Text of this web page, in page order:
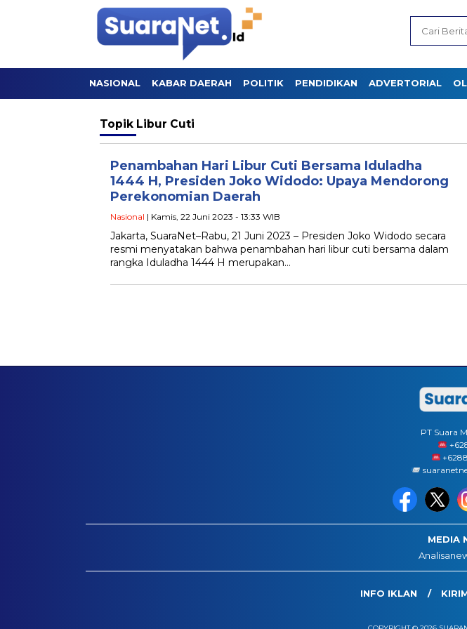
NASIONAL KABAR DAERAH POLITIK PENDIDIKAN ADVERTORIAL
Topik Libur Cuti
Penambahan Hari Libur Cuti Bersama Iduladha
1444 H, Presiden Joko Widodo: Upaya Mendorong
Perekonomian Daerah
Nasional | Kamis, 22 Juni 2023 - 13:33 WIB
Jakarta, SuaraNet–Rabu, 21 Juni 2023 – Presiden Joko Widodo secara
resmi menyatakan bahwa penambahan hari libur cuti bersama dalam
rangka Iduladha 1444 H merupakan…
PT Suara
MEDIA
INFO IKLAN